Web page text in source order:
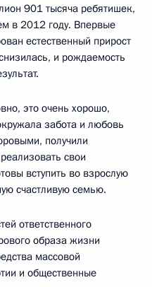
901 тысяча ребятишек,
в 2012 году. Впервые
естественный прирост
и рождаемость
это очень хорошо,
забота и любовь
получили
свои
вступить во взрослую
счастливую семью.
ответственного
образа жизни
массовой
и общественные